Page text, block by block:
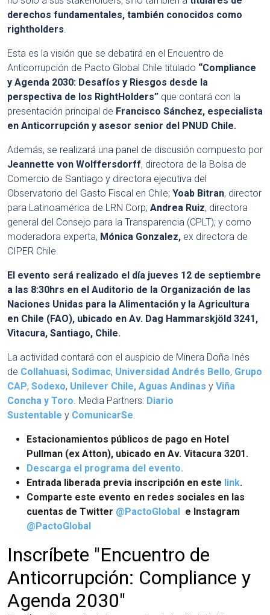
derechos fundamentales, también conocidos como
rightholders.
Esta es la visión que se debatirá en el Encuentro de
Anticorrupción de Pacto Global Chile titulado “Compliance
y Agenda 2030: Desafíos y Riesgos desde la
perspectiva de los RightHolders” que contará con la
presentación principal de Francisco Sánchez, especialista
en Anticorrupción y asesor senior del PNUD Chile.
Además, se realizará una panel de discusión compuesto por
Jeannette von Wolffersdorff, directora de la Bolsa de
Comercio de Santiago y directora ejecutiva del
Observatorio del Gasto Fiscal en Chile; Yoab Bitran, director
para Latinoamérica de LRN Corp; Andrea Ruiz, directora
general del Consejo para la Transparencia (CPLT); y como
moderadora experta, Mónica Gonzalez, ex directora de
CIPER Chile.
El evento será realizado el día jueves 12 de septiembre
a las 8:30hrs en el Auditorio de la Organización de las
Naciones Unidas para la Alimentación y la Agricultura
en Chile (FAO), ubicado en Av. Dag Hammarskjöld 3241,
Vitacura, Santiago, Chile.
La actividad contará con el auspicio de Minera Doña Inés
de Collahuasi, Sodimac, Universidad Andrés Bello, Grupo
CAP, Sodexo, Unilever Chile, Aguas Andinas y Viña
Concha y Toro. Media Partners: Diario
Sustentable y ComunicarSe.
Estacionamientos públicos de pago en Hotel
Pullman (ex Atton), ubicado en Av. Vitacura 3201.
Descarga el programa del evento.
Entrada liberada previa inscripción en este link.
Comparte este evento en redes sociales en las
cuentas de Twitter @PactoGlobal e Instagram
@PactoGlobal